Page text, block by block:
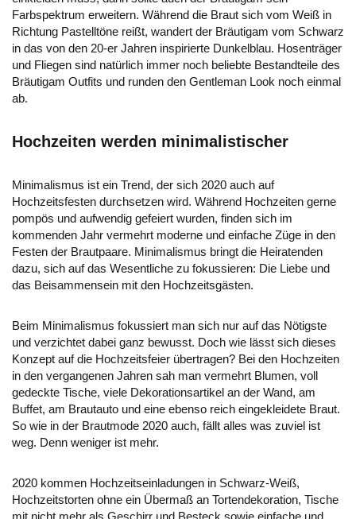
Farbspektrum erweitern. Während die Braut sich vom Weiß in
Richtung Pastelltöne reißt, wandert der Bräutigam vom Schwarz
in das von den 20-er Jahren inspirierte Dunkelblau. Hosenträger
und Fliegen sind natürlich immer noch beliebte Bestandteile des
Bräutigam Outfits und runden den Gentleman Look noch einmal
ab.
Hochzeiten werden minimalistischer
Minimalismus ist ein Trend, der sich 2020 auch auf
Hochzeitsfesten durchsetzen wird. Während Hochzeiten gerne
pompös und aufwendig gefeiert wurden, finden sich im
kommenden Jahr vermehrt moderne und einfache Züge in den
Festen der Brautpaare. Minimalismus bringt die Heiratenden
dazu, sich auf das Wesentliche zu fokussieren: Die Liebe und
das Beisammensein mit den Hochzeitsgästen.
Beim Minimalismus fokussiert man sich nur auf das Nötigste
und verzichtet dabei ganz bewusst. Doch wie lässt sich dieses
Konzept auf die Hochzeitsfeier übertragen? Bei den Hochzeiten
in den vergangenen Jahren sah man vermehrt Blumen, voll
gedeckte Tische, viele Dekorationsartikel an der Wand, am
Buffet, am Brautauto und eine ebenso reich eingekleidete Braut.
So wie in der Brautmode 2020 auch, fällt alles was zuviel ist
weg. Denn weniger ist mehr.
2020 kommen Hochzeitseinladungen in Schwarz-Weiß,
Hochzeitstorten ohne ein Übermaß an Tortendekoration, Tische
mit nicht mehr als Geschirr und Besteck sowie einfache und